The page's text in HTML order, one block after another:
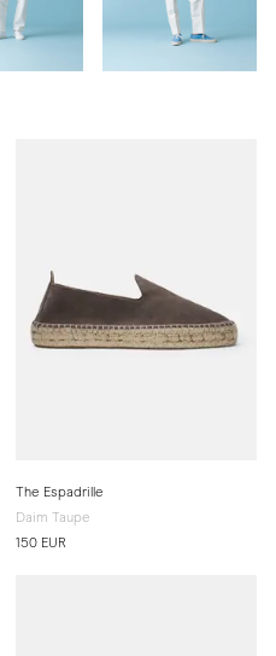
The Espadrille
Daim Taupe
150 EUR